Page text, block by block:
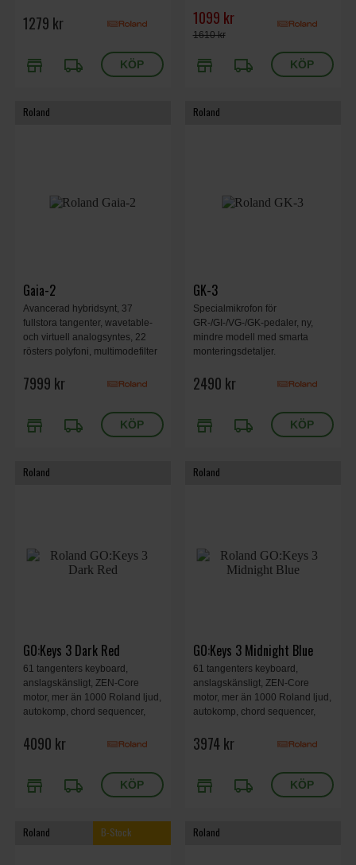
1279 kr
store local_shipping
1099 kr
1610 kr
store local_shipping
Roland
Gaia-2
Avancerad hybridsynt, 37
fullstora tangenter, wavetable-
och virtuell analogsyntes, 22
rösters polyfoni, multimodefilter
pad, step sequencer,
7999 kr
store local_shipping
Roland
GK-3
Specialmikrofon för
GR-/GI-/VG-/GK-pedaler, ny,
mindre modell med smarta
monteringsdetaljer.
2490 kr
store local_shipping
Roland
GO:Keys 3 Dark Red
61 tangenters keyboard,
anslagskänsligt, ZEN-Core
motor, mer än 1000 Roland ljud,
autokomp, chord sequencer,
Bluetooth audio/MIDI stöd, USB
4090 kr
store local_shipping
Roland
GO:Keys 3 Midnight Blue
61 tangenters keyboard,
anslagskänsligt, ZEN-Core
motor, mer än 1000 Roland ljud,
autokomp, chord sequencer,
Bluetooth audio/MIDI stöd, USB
3974 kr
store local_shipping
Roland B-Stock Roland